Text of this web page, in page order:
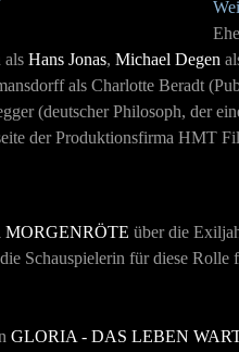
als Hans Jonas, Michael Degen
als Charlotte Beradt
(deutscher Philosoph, der
der Produktionsfirma HMT
MORGENRÖTE über die
Schauspielerin für diese Rolle
GLORIA - DAS LEBEN